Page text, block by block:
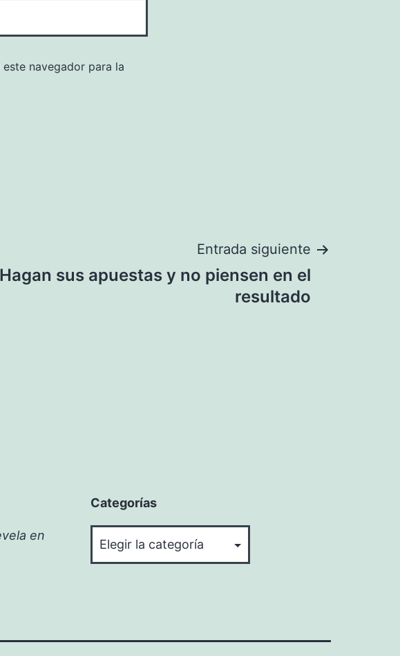
navegador para la
Entrada siguiente
Hagan sus apuestas y no piensen en el
resultado
en
Categorías